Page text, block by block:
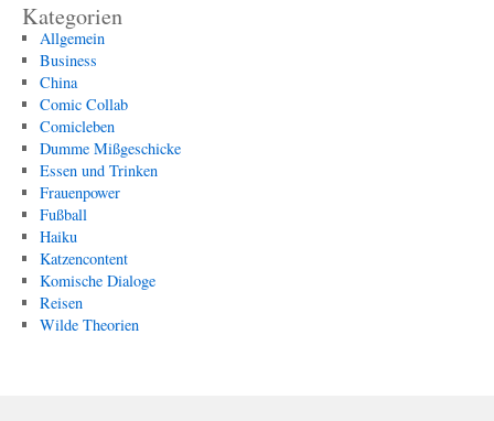
Kategorien
Allgemein
Business
China
Comic Collab
Comicleben
Dumme Mißgeschicke
Essen und Trinken
Frauenpower
Fußball
Haiku
Katzencontent
Komische Dialoge
Reisen
Wilde Theorien